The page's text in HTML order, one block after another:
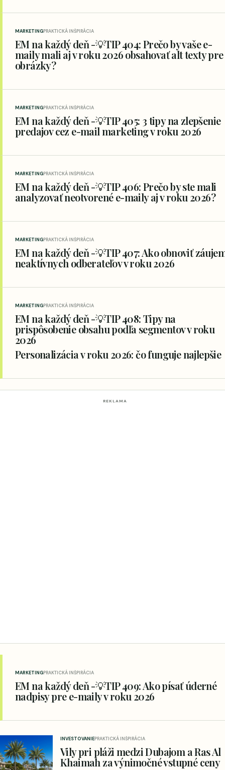
MARKETINGPRAKTICKÁ INŠPIRÁCIA
EM na každý deň -💡TIP 404: Prečo by vaše e-
maily mali aj v roku 2026 obsahovať alt texty pre
obrázky?
MARKETINGPRAKTICKÁ INŠPIRÁCIA
EM na každý deň -💡TIP 405: 3 tipy na zlepšenie
predajov cez e-mail marketing v roku 2026
MARKETINGPRAKTICKÁ INŠPIRÁCIA
EM na každý deň -💡TIP 406: Prečo by ste mali
analyzovať neotvorené e-maily aj v roku 2026?
MARKETINGPRAKTICKÁ INŠPIRÁCIA
EM na každý deň -💡TIP 407: Ako obnoviť
neaktívnych odberateľov v roku 2026
MARKETINGPRAKTICKÁ INŠPIRÁCIA
EM na každý deň -💡TIP 408: Tipy na
prispôsobenie obsahu podľa segmentov v roku
2026
Personalizácia v roku 2026: čo funguje najlepšie
REKLAMA
MARKETINGPRAKTICKÁ INŠPIRÁCIA
EM na každý deň -💡TIP 409: Ako písať úderné
nadpisy pre e-maily v roku 2026
INVESTOVANIEPRAKTICKÁ INŠPIRÁCIA
Vily pri pláži medzi Dubajom a Ras Al
Khaimah za výnimočné vstupné ceny